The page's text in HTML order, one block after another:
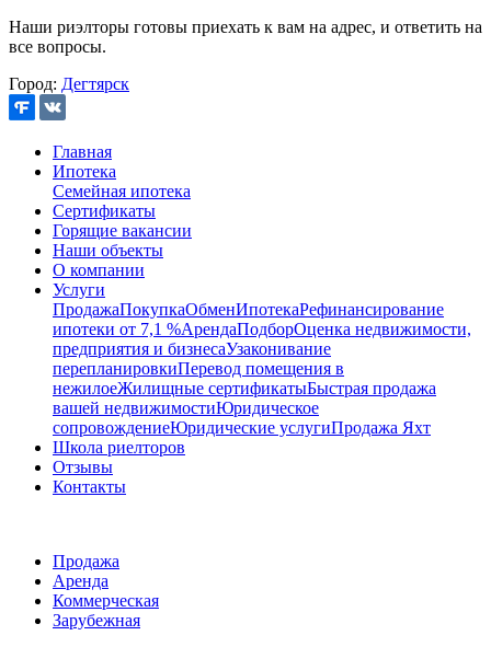
Наши риэлторы готовы приехать к вам на адрес, и ответить на
все вопросы.
Город: Дегтярск
Главная
Ипотека
Семейная ипотека
Сертификаты
Горящие вакансии
Наши объекты
О компании
Услуги
ПродажаПокупкаОбменИпотекаРефинансирование
ипотеки от 7,1 %АрендаПодборОценка недвижимости,
предприятия и бизнесаУзаконивание
перепланировкиПеревод помещения в
нежилоеЖилищные сертификатыБыстрая продажа
вашей недвижимостиЮридическое
сопровождениеЮридические услугиПродажа Яхт
Школа риелторов
Отзывы
Контакты
Продажа
Аренда
Коммерческая
Зарубежная